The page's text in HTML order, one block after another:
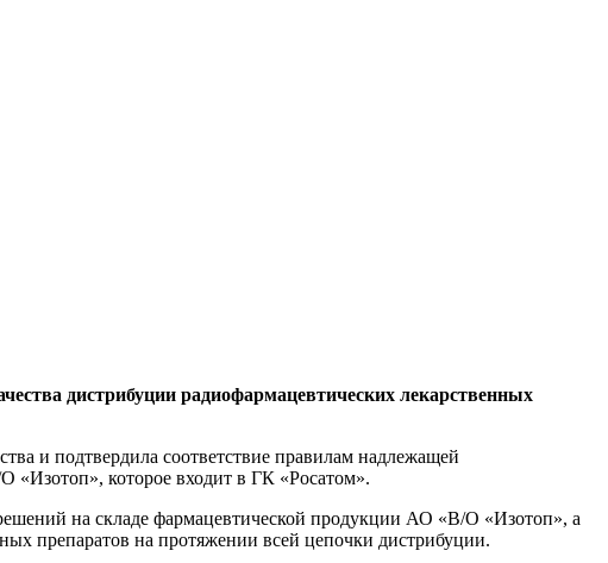
дистрибуции радиофармацевтических лекарственных
и подтвердила соответствие правилам надлежащей
«Изотоп», которое входит в ГК «Росатом».
на складе фармацевтической продукции АО «В/О «Изотоп», а
препаратов на протяжении всей цепочки дистрибуции.